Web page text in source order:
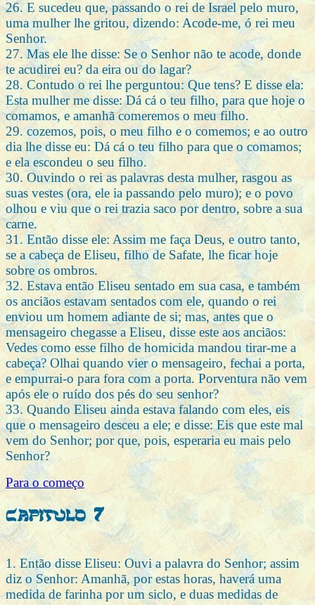
26. E sucedeu que, passando o rei de Israel pelo muro,
uma mulher lhe gritou, dizendo: Acode-me, ó rei meu
Senhor.
27. Mas ele lhe disse: Se o Senhor não te acode, donde
te acudirei eu? da eira ou do lagar?
28. Contudo o rei lhe perguntou: Que tens? E disse ela:
Esta mulher me disse: Dá cá o teu filho, para que hoje o
comamos, e amanhã comeremos o meu filho.
29. cozemos, pois, o meu filho e o comemos; e ao outro
dia lhe disse eu: Dá cá o teu filho para que o comamos;
e ela escondeu o seu filho.
30. Ouvindo o rei as palavras desta mulher, rasgou as
suas vestes (ora, ele ia passando pelo muro); e o povo
olhou e viu que o rei trazia saco por dentro, sobre a sua
carne.
31. Então disse ele: Assim me faça Deus, e outro tanto,
se a cabeça de Eliseu, filho de Safate, lhe ficar hoje
sobre os ombros.
32. Estava então Eliseu sentado em sua casa, e também
os anciãos estavam sentados com ele, quando o rei
enviou um homem adiante de si; mas, antes que o
mensageiro chegasse a Eliseu, disse este aos anciãos:
Vedes como esse filho de homicida mandou tirar-me a
cabeça? Olhai quando vier o mensageiro, fechai a porta,
e empurrai-o para fora com a porta. Porventura não vem
após ele o ruído dos pés do seu senhor?
33. Quando Eliseu ainda estava falando com eles, eis
que o mensageiro desceu a ele; e disse: Eis que este mal
vem do Senhor; por que, pois, esperaria eu mais pelo
Senhor?
Para o começo
Capitulo 7
1. Então disse Eliseu: Ouvi a palavra do Senhor; assim
diz o Senhor: Amanhã, por estas horas, haverá uma
medida de farinha por um siclo, e duas medidas de